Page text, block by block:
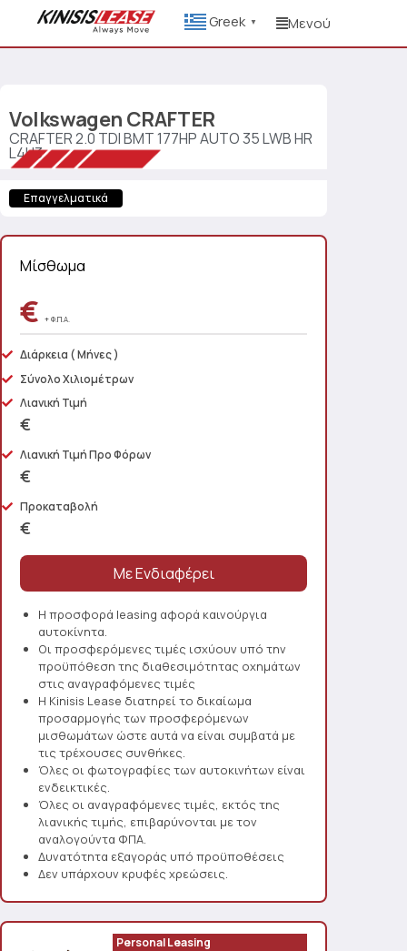
Greek ▼ Μενού
Volkswagen CRAFTER
CRAFTER 2.0 TDI BMT 177HP AUTO 35 LWB HR
L4H3
Επαγγελματικά
Μίσθωμα
€ + Φ.Π.Α.
Διάρκεια ( Μήνες )
Σύνολο Χιλιομέτρων
Λιανική Τιμή
€
Λιανική Τιμή Προ Φόρων
€
Προκαταβολή
€
Η προσφορά leasing αφορά καινούργια
αυτοκίνητα.
Οι προσφερόμενες τιμές ισχύουν υπό την
προϋπόθεση της διαθεσιμότητας οχημάτων
στις αναγραφόμενες τιμές
Η Kinisis Lease διατηρεί το δικαίωμα
προσαρμογής των προσφερόμενων
μισθωμάτων ώστε αυτά να είναι συμβατά με
τις τρέχουσες συνθήκες.
Όλες οι φωτογραφίες των αυτοκινήτων είναι
ενδεικτικές.
Όλες οι αναγραφόμενες τιμές, εκτός της
λιανικής τιμής, επιβαρύνονται με τον
αναλογούντα ΦΠΑ.
Δυνατότητα εξαγοράς υπό προϋποθέσεις
Δεν υπάρχουν κρυφές χρεώσεις.
Personal Leasing